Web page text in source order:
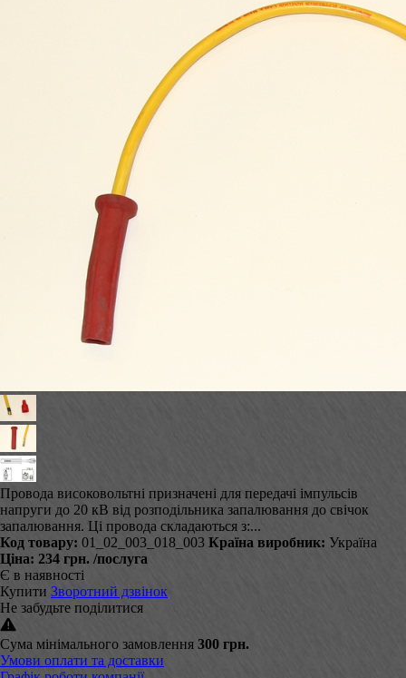
Провода високовольтні призначені для передачі імпульсів
напруги до 20 кВ від розподільника запалювання до свічок
запалювання. Ці провода складаються з:...
Код товару: 01_02_003_018_003 Країна виробник: Україна
Ціна: 234 грн. /послуга
Є в наявності
Купити Зворотний дзвінок
Не забудьте поділитися
Сума мінімального замовлення 300 грн.
Умови оплати та доставки